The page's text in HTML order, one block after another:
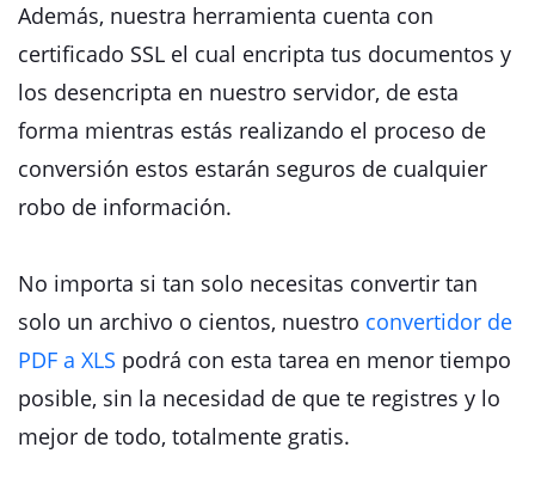
Además, nuestra herramienta cuenta con
certificado SSL el cual encripta tus documentos y
los desencripta en nuestro servidor, de esta
forma mientras estás realizando el proceso de
conversión estos estarán seguros de cualquier
robo de información.
No importa si tan solo necesitas convertir tan
solo un archivo o cientos, nuestro convertidor de
PDF a XLS podrá con esta tarea en menor tiempo
posible, sin la necesidad de que te registres y lo
mejor de todo, totalmente gratis.